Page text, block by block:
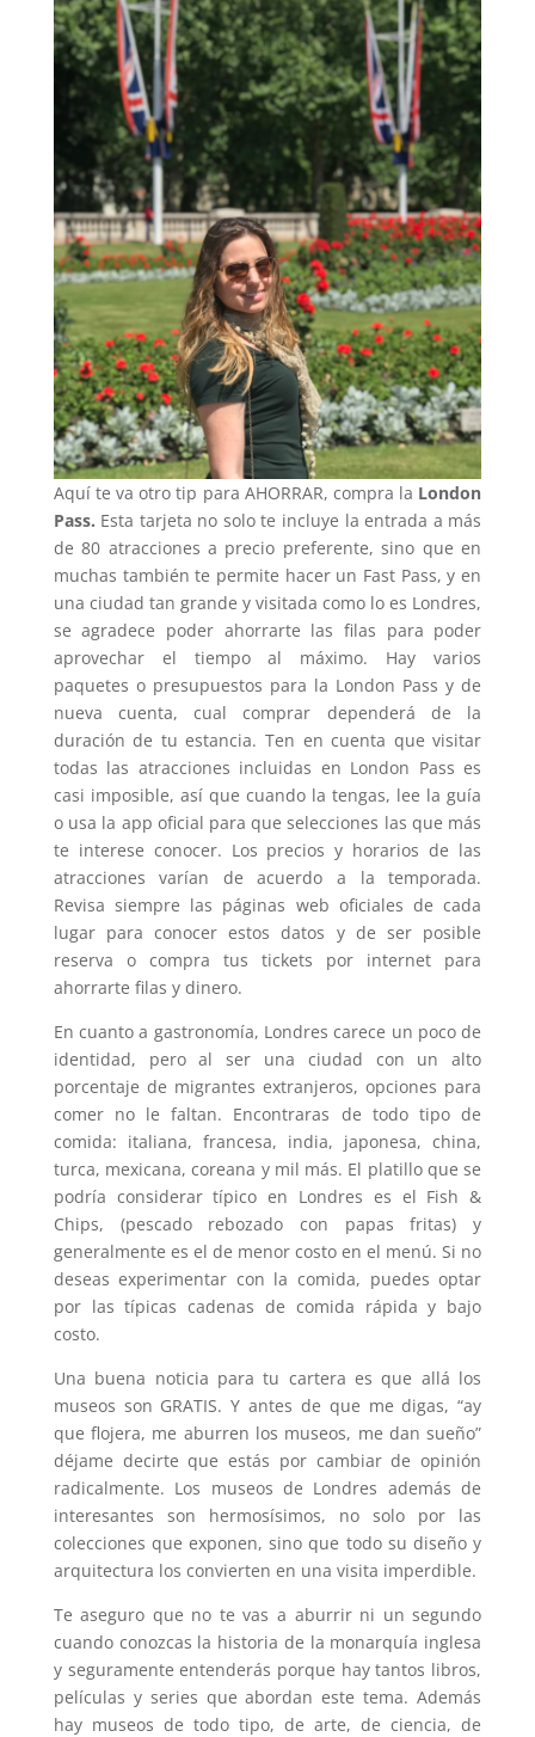
Aquí te va otro tip para AHORRAR, compra la London
Pass. Esta tarjeta no solo te incluye la entrada a más
de 80 atracciones a precio preferente, sino que en
muchas también te permite hacer un Fast Pass, y en
una ciudad tan grande y visitada como lo es Londres,
se agradece poder ahorrarte las filas para poder
aprovechar el tiempo al máximo. Hay varios
paquetes o presupuestos para la London Pass y de
nueva cuenta, cual comprar dependerá de la
duración de tu estancia. Ten en cuenta que visitar
todas las atracciones incluidas en London Pass es
casi imposible, así que cuando la tengas, lee la guía
o usa la app oficial para que selecciones las que más
te interese conocer. Los precios y horarios de las
atracciones varían de acuerdo a la temporada.
Revisa siempre las páginas web oficiales de cada
lugar para conocer estos datos y de ser posible
reserva o compra tus tickets por internet para
ahorrarte filas y dinero.
En cuanto a gastronomía, Londres carece un poco de
identidad, pero al ser una ciudad con un alto
porcentaje de migrantes extranjeros, opciones para
comer no le faltan. Encontraras de todo tipo de
comida: italiana, francesa, india, japonesa, china,
turca, mexicana, coreana y mil más. El platillo que se
podría considerar típico en Londres es el Fish &
Chips, (pescado rebozado con papas fritas) y
generalmente es el de menor costo en el menú. Si no
deseas experimentar con la comida, puedes optar
por las típicas cadenas de comida rápida y bajo
costo.
Una buena noticia para tu cartera es que allá los
museos son GRATIS. Y antes de que me digas, “ay
que flojera, me aburren los museos, me dan sueño”
déjame decirte que estás por cambiar de opinión
radicalmente. Los museos de Londres además de
interesantes son hermosísimos, no solo por las
colecciones que exponen, sino que todo su diseño y
arquitectura los convierten en una visita imperdible.
Te aseguro que no te vas a aburrir ni un segundo
cuando conozcas la historia de la monarquía inglesa
y seguramente entenderás porque hay tantos libros,
películas y series que abordan este tema. Además
hay museos de todo tipo, de arte, de ciencia, de